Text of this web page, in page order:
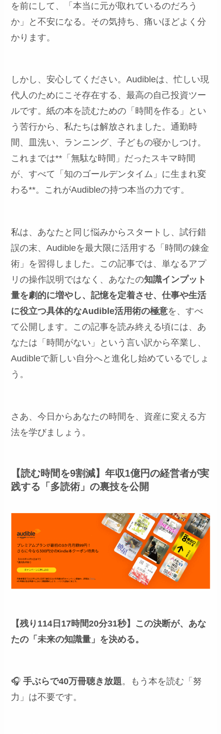
を前にして、「本当に元が取れているのだろう
か」と不安になる。その気持ち、痛いほどよく分
かります。
しかし、安心してください。Audibleは、忙しい現
代人のためにこそ存在する、最高の自己投資ツー
ルです。紙の本を読むための「時間を作る」とい
う苦行から、私たちは解放されました。通勤時
間、皿洗い、ランニング、子どもの寝かしつけ。
これまでは**「無駄な時間」だったスキマ時間
が、すべて「知のゴールデンタイム」に生まれ変
わる**。これがAudibleの持つ本当の力です。
私は、あなたと同じ悩みからスタートし、試行錯
誤の末、Audibleを最大限に活用する「時間の錬金
術」を習得しました。この記事では、単なるアプ
リの操作説明ではなく、あなたの知識インプット
量を劇的に増やし、記憶を定着させ、仕事や生活
に役立つ具体的なAudible活用術の極意を、すべ
て公開します。この記事を読み終える頃には、あ
なたは「時間がない」という言い訳から卒業し、
Audibleで新しい自分へと進化し始めているでしょ
う。
さあ、今日からあなたの時間を、資産に変える方
法を学びましょう。
【読む時間を9割減】年収1億円の経営者が実
践する「多読術」の裏技を公開
【残り114日17時間20分30秒】 この決断が、あな
たの「未来の知識量」を決める。
🎧手ぶらで40万冊聴き放題。もう本を読む「努
力」は不要です。